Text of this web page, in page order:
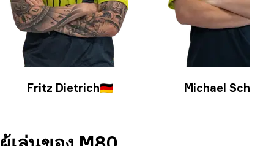
Fritz Dietrich🇩🇪 Michael Schmid